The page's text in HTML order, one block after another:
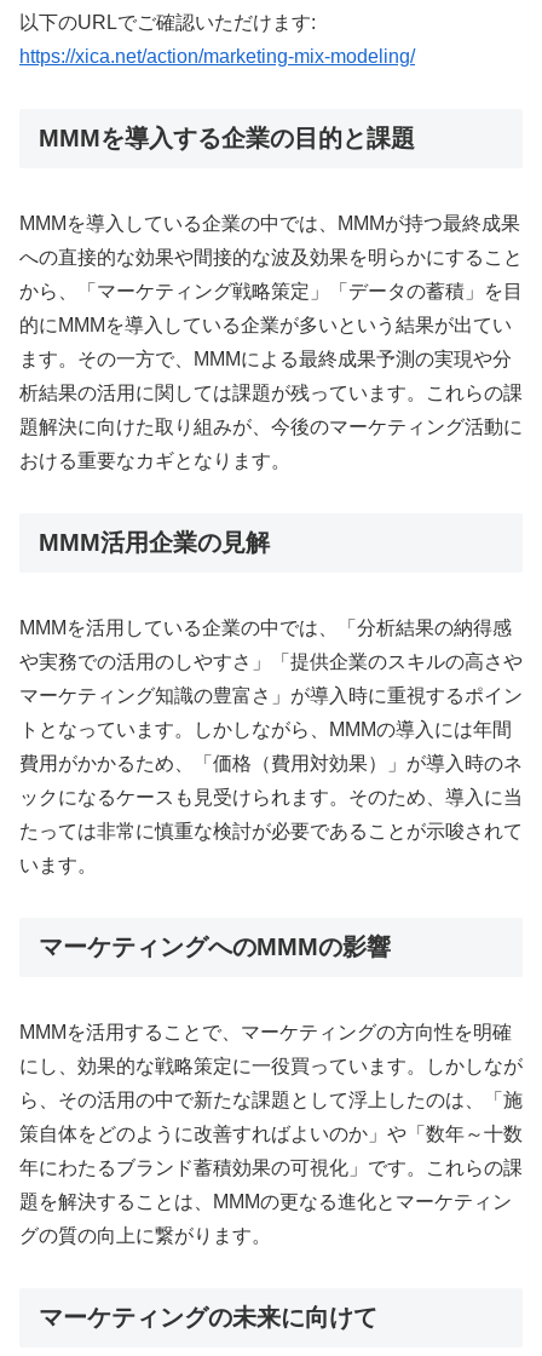
以下のURLでご確認いただけます:
https://xica.net/action/marketing-mix-modeling/
MMMを導入する企業の目的と課題
MMMを導入している企業の中では、MMMが持つ最終成果
への直接的な効果や間接的な波及効果を明らかにすること
から、「マーケティング戦略策定」「データの蓄積」を目
的にMMMを導入している企業が多いという結果が出てい
ます。その一方で、MMMによる最終成果予測の実現や分
析結果の活用に関しては課題が残っています。これらの課
題解決に向けた取り組みが、今後のマーケティング活動に
おける重要なカギとなります。
MMM活用企業の見解
MMMを活用している企業の中では、「分析結果の納得感
や実務での活用のしやすさ」「提供企業のスキルの高さや
マーケティング知識の豊富さ」が導入時に重視するポイン
トとなっています。しかしながら、MMMの導入には年間
費用がかかるため、「価格（費用対効果）」が導入時のネ
ックになるケースも見受けられます。そのため、導入に当
たっては非常に慎重な検討が必要であることが示唆されて
います。
マーケティングへのMMMの影響
MMMを活用することで、マーケティングの方向性を明確
にし、効果的な戦略策定に一役買っています。しかしなが
ら、その活用の中で新たな課題として浮上したのは、「施
策自体をどのように改善すればよいのか」や「数年～十数
年にわたるブランド蓄積効果の可視化」です。これらの課
題を解決することは、MMMの更なる進化とマーケティン
グの質の向上に繋がります。
マーケティングの未来に向けて